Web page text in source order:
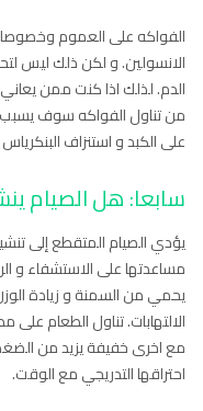
الفواكه على العموم وخصوصا
الانسولين. و لكن ذلك ليس
الدم. لذلك اذا كنت ممن
من تناول الفواكه سوف يسبب
على الكبد و استنزاف
سابعا: هل الصيام
يؤدي الصيام المتقطع إلى
مساعدتها على الاستشفاء و
يحمي من السمنة و زيادة
الالتهابات. تناول الطعام على
مع اخرى خفيفة يزيد من
احتراقها التدريجي مع الوقت.